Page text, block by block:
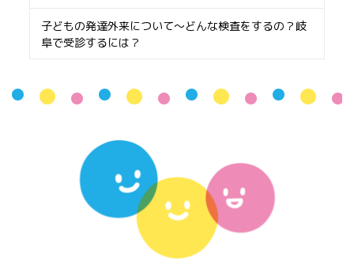
子どもの発達外来について〜どんな検査をするの？岐
阜で受診するには？